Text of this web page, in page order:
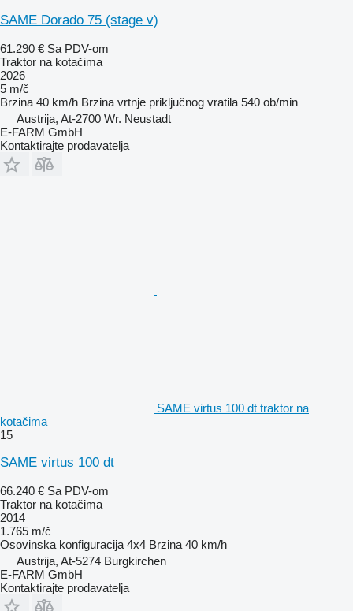
SAME Dorado 75 (stage v)
61.290 € Sa PDV-om
Traktor na kotačima
2026
5 m/č
Brzina 40 km/h Brzina vrtnje priključnog vratila 540 ob/min
Austrija, At-2700 Wr. Neustadt
E-FARM GmbH
Kontaktirajte prodavatelja
SAME virtus 100 dt traktor na
kotačima
15
SAME virtus 100 dt
66.240 € Sa PDV-om
Traktor na kotačima
2014
1.765 m/č
Osovinska konfiguracija 4x4 Brzina 40 km/h
Austrija, At-5274 Burgkirchen
E-FARM GmbH
Kontaktirajte prodavatelja